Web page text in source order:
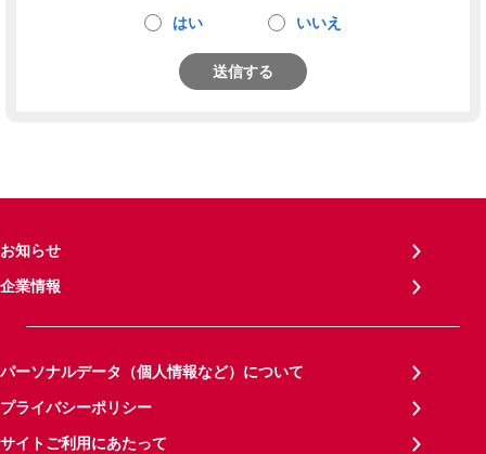
はい いいえ
送信する
お知らせ
企業情報
パーソナルデータ（個人情報など）について
プライバシーポリシー
サイトご利用にあたって